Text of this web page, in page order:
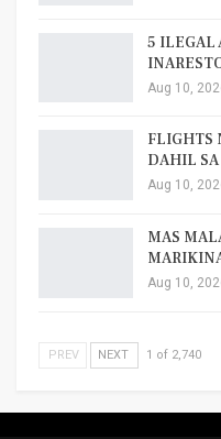
5 ILEGAL
Aug 10,
FLIGHTS
DAHIL SA
Aug 10,
MAS
Aug 10,
PREV NEXT 1 of 2,740